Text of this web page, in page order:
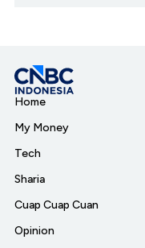
Home
My Money
Tech
Sharia
Cuap Cuap Cuan
Opinion